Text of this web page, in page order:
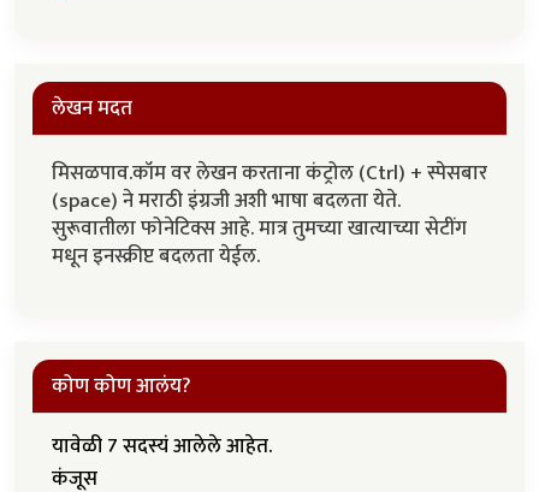
लेखन मदत
मिसळपाव.कॉम वर लेखन करताना कंट्रोल (Ctrl) + स्पेसबार
(space) ने मराठी इंग्रजी अशी भाषा बदलता येते.
सुरूवातीला फोनेटिक्स आहे. मात्र तुमच्या खात्याच्या सेटींग
मधून इनस्क्रीप्ट बदलता येईल.
कोण कोण आलंय?
यावेळी 7 सदस्यं आलेले आहेत.
कंजूस